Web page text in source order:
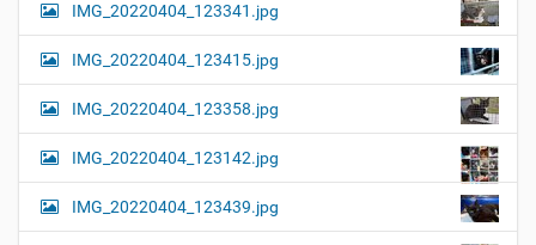
IMG_20220404_123341.jpg
IMG_20220404_123415.jpg
IMG_20220404_123358.jpg
IMG_20220404_123142.jpg
IMG_20220404_123439.jpg